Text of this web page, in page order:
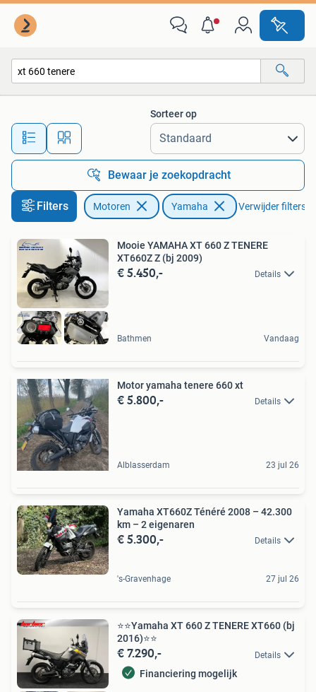
Alle afstanden…
Sorteer op
Bewaar je zoekopdracht
Filters Motoren Yamaha Verwijder filters
Mooie YAMAHA XT 660 Z TENERE
XT660Z Z (bj 2009)
€ 5.450,- Details
Bathmen Vandaag
Motor yamaha tenere 660 xt
€ 5.800,- Details
Alblasserdam 23 jul 26
Yamaha XT660Z Ténéré 2008 – 42.300
km – 2 eigenaren
€ 5.300,- Details
's-Gravenhage 27 jul 26
⭐️⭐Yamaha XT 660 Z TENERE XT660 (bj
2016)⭐️⭐
€ 7.290,- Details
Financiering mogelijk